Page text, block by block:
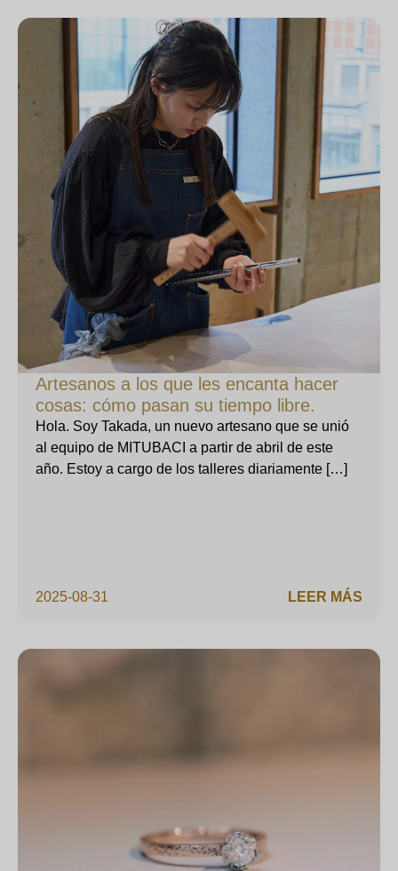
Artesanos a los que les encanta hacer
cosas: cómo pasan su tiempo libre.
2025-08-31
Hola. Soy Takada, un nuevo artesano que se unió
al equipo de MITUBACI a partir de abril de este
año. Estoy a cargo de los talleres diariamente […]
LEER MÁS